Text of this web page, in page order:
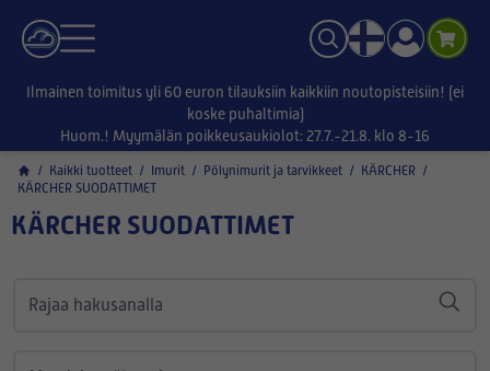
Ilmainen toimitus yli 60 euron tilauksiin kaikkiin noutopisteisiin! (ei
koske puhaltimia)
Huom.! Myymälän poikkeusaukiolot: 27.7.-21.8. klo 8-16
/ Kaikki tuotteet / Imurit / Pölynimurit ja tarvikkeet / KÄRCHER /
KÄRCHER SUODATTIMET
KÄRCHER SUODATTIMET